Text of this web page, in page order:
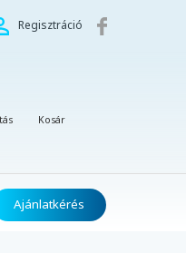
Regisztráció
Kosár
Ajánlatkérés